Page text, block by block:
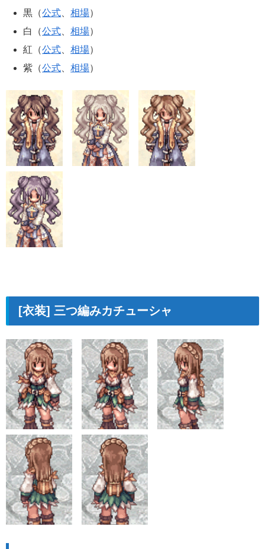
黒（公式 、相場）
白（公式 、相場）
紅（公式 、相場）
紫（公式、相場）
[衣装] 三つ編みカチューシャ